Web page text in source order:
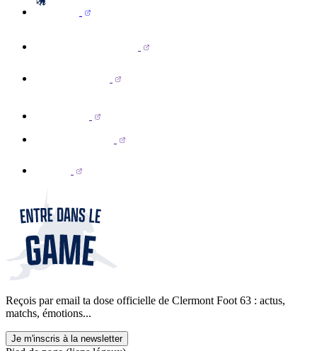
Reçois par email ta dose officielle de Clermont Foot 63 : actus,
matchs, émotions...
Je m'inscris à la newsletter